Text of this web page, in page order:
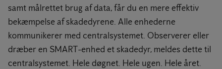
samt målrettet brug af data, får du en mere effektiv
bekæmpelse af skadedyrene. Alle enhederne
kommunikerer med centralsystemet. Observerer eller
dræber en SMART-enhed et skadedyr, meldes dette til
centralsystemet. Hele døgnet. Hele ugen. Hele året.